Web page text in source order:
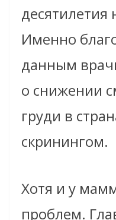
Именно
данным
о снижении
груди в
скринингом.
Хотя и у
проблем.